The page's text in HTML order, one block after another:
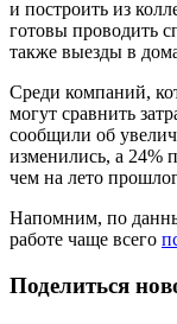
и построить из
готовы проводить
также выезды в
Среди компаний,
могут сравнить
сообщили об
изменились, а 24%
чем на лето
Напомним, по
работе чаще всего
Поделиться